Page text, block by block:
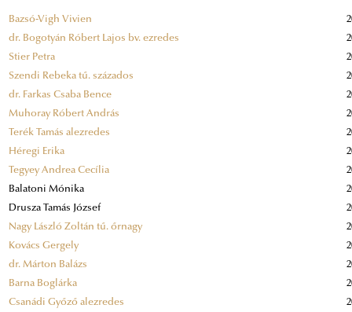
Bazsó-Vigh Vivien
dr. Bogotyán Róbert Lajos bv. ezredes
Stier Petra
Szendi Rebeka tű. százados
dr. Farkas Csaba Bence
Muhoray Róbert András
Terék Tamás alezredes
Héregi Erika
Tegyey Andrea Cecília
Balatoni Mónika
Drusza Tamás József
Nagy László Zoltán tű. őrnagy
Kovács Gergely
dr. Márton Balázs
Barna Boglárka
Csanádi Győző alezredes